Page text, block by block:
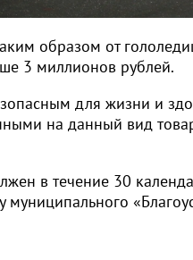
образом от
3 миллионов рублей.
для жизни и
на данный вид
в течение 30